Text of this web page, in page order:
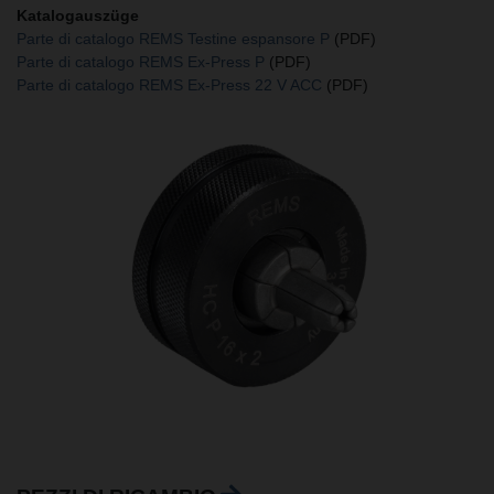
Katalogauszüge
Parte di catalogo REMS Testine espansore P (PDF)
Parte di catalogo REMS Ex-Press P (PDF)
Parte di catalogo REMS Ex-Press 22 V ACC (PDF)